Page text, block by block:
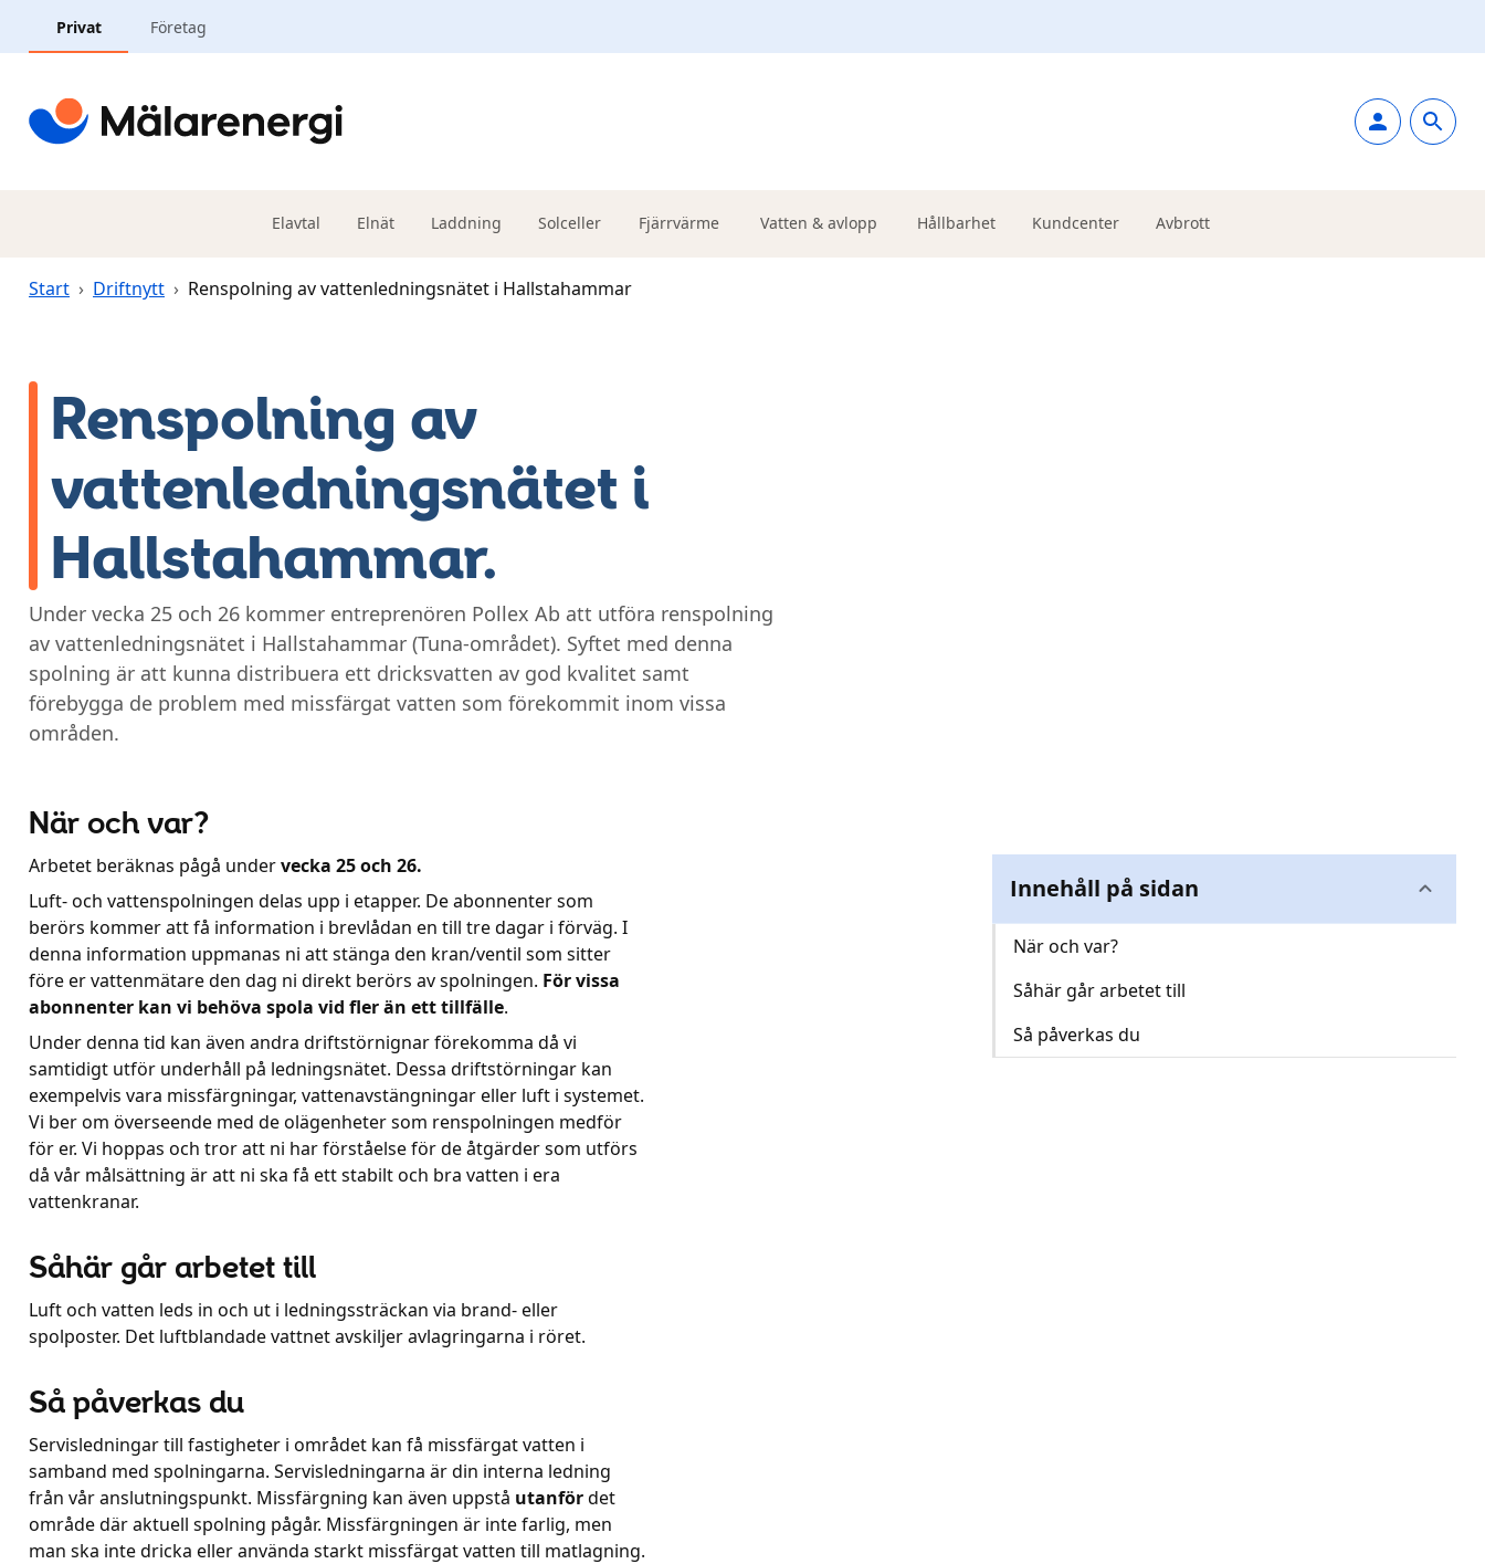
Privat Företag
Elavtal Elnät Laddning Solceller Fjärrvärme Vatten & avlopp Hållbarhet Kundcenter Avbrott
Start › Driftnytt › Renspolning av vattenledningsnätet i Hallstahammar
Renspolning av
vattenledningsnätet i
Hallstahammar.
Under vecka 25 och 26 kommer entreprenören Pollex Ab att utföra renspolning
av vattenledningsnätet i Hallstahammar (Tuna-området). Syftet med denna
spolning är att kunna distribuera ett dricksvatten av god kvalitet samt
förebygga de problem med missfärgat vatten som förekommit inom vissa
områden.
Innehåll på sidan
När och var?
Såhär går arbetet till
Så påverkas du
När och var?
Arbetet beräknas pågå undervecka 25 och 26.
Luft- och vattenspolningen delas upp i etapper. De abonnenter som
berörs kommer att få information i brevlådan en till tre dagar i förväg. I
denna information uppmanas ni att stänga den kran/ventil som sitter
före er vattenmätare den dag ni direkt berörs av spolningen. För vissa
abonnenter kan vi behöva spola vid fler än ett tillfälle.
Under denna tid kan även andra driftstörnignar förekomma då vi
samtidigt utför underhåll på ledningsnätet. Dessa driftstörningar kan
exempelvis vara missfärgningar, vattenavstängningar eller luft i systemet.
Vi ber om överseende med de olägenheter som renspolningen medför
för er. Vi hoppas och tror att ni har förståelse för de åtgärder som utförs
då vår målsättning är att ni ska få ett stabilt och bra vatten i era
vattenkranar.
Såhär går arbetet till
Luft och vatten leds in och ut i ledningssträckan via brand- eller
spolposter. Det luftblandade vattnet avskiljer avlagringarna i röret.
Så påverkas du
Servisledningar till fastigheter i området kan få missfärgat vatten i
samband med spolningarna. Servisledningarna är din interna ledning
från vår anslutningspunkt. Missfärgning kan även uppstå utanfördet
område där aktuell spolning pågår. Missfärgningen är inte farlig, men
man ska inte dricka eller använda starkt missfärgat vatten till matlagning.